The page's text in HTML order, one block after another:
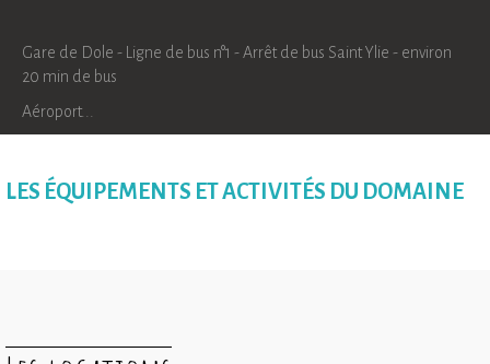
Gare de Dole - Ligne de bus n°1 - Arrêt de bus Saint Ylie - environ
20 min de bus
Aéroport...
LES ÉQUIPEMENTS ET ACTIVITÉS DU DOMAINE